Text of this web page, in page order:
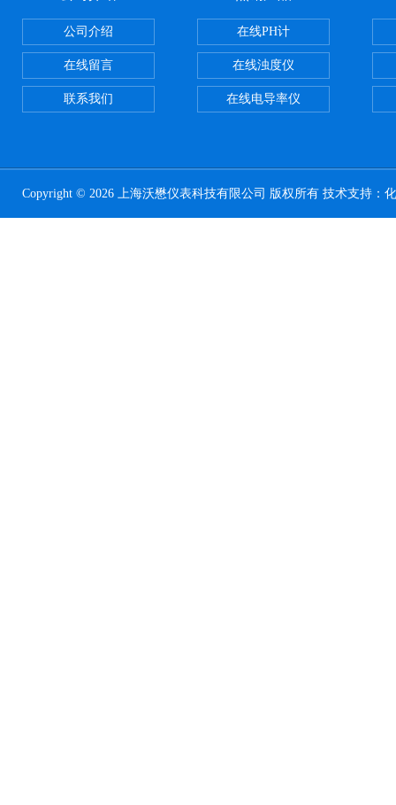
公司介绍
在线留言
联系我们
在线PH计
在线浊度仪
在线电导率仪
Copyright © 2026 上海沃懋仪表科技有限公司 版权所有 技术支持：